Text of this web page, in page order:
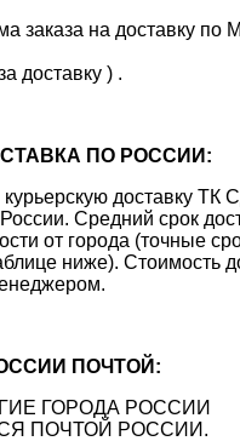
заказа на доставку по
доставку ) .
ПО РОССИИ:
доставку ТК
Средний срок
от города (точные
ниже). Стоимость
ПОЧТОЙ:
ГОРОДА РОССИИ
ПОЧТОЙ РОССИИ.